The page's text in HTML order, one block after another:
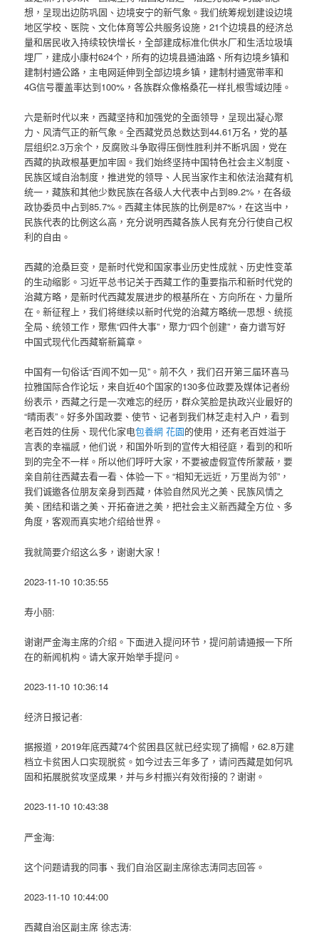
想，呈现出边防巩固、边境安宁的新气象。我们统筹规划建设边境
地区学校、医院、文化体育等公共服务设施，21个边境县的经济总
量和居民收入持续较快增长，全部建成标准化供水厂和生活垃圾填
埋厂，建成小康村624个，所有的边境县通油路、所有边境乡镇和
建制村通公路，主电网延伸到全部边境乡镇，建制村通宽带率和
4G信号覆盖率达到100%，各族群众像格桑花一样扎根雪域边陲。
六是新时代以来，西藏坚持和加强党的全面领导，呈现出凝心聚
力、风清气正的新气象。全西藏党员总数达到44.61万名，党的基
层组织2.3万余个，反腐败斗争取得压倒性胜利并不断巩固，党在
西藏的执政根基更加牢固。我们始终坚持中国特色社会主义制度、
民族区域自治制度，推进党的领导、人民当家作主和依法治藏有机
统一，藏族和其他少数民族在各级人大代表中占到89.2%，在各级
政协委员中占到85.7%。西藏主体民族的比例是87%，在这当中，
民族代表的比例这么高，充分说明西藏各族人民有充分行使自己权
利的自由。
西藏的沧桑巨变，是新时代党和国家事业历史性成就、历史性变革
的生动缩影。习近平总书记关于西藏工作的重要指示和新时代党的
治藏方略，是新时代西藏发展进步的根基所在、方向所在、力量所
在。新征程上，我们将继续以新时代党的治藏方略统一思想、统揽
全局、统领工作，聚焦“四件大事”，聚力“四个创建”，奋力谱写好
中国式现代化西藏崭新篇章。
中国有一句俗话“百闻不如一见”。前不久，我们召开第三届环喜马
拉雅国际合作论坛，来自近40个国家的130多位政要及媒体记者纷
纷表示，西藏之行是一次难忘的经历，群众笑脸是执政兴业最好的
“晴雨表”。好多外国政要、使节、记者到我们林芝走村入户，看到
老百姓的住房、现代化家电包養網 花園的使用，还有老百姓溢于
言表的幸福感，他们说，和国外听到的宣传大相径庭，看到的和听
到的完全不一样。所以他们呼吁大家，不要被虚假宣传所蒙蔽，要
亲自前往西藏去看一看、体验一下。“相知无远近，万里尚为邻”，
我们诚邀各位朋友亲身到西藏，体验自然风光之美、民族风情之
美、团结和谐之美、开拓奋进之美，把社会主义新西藏全方位、多
角度，客观而真实地介绍给世界。
我就简要介绍这么多，谢谢大家！
2023-11-10 10:35:55
寿小丽:
谢谢严金海主席的介绍。下面进入提问环节，提问前请通报一下所
在的新闻机构。请大家开始举手提问。
2023-11-10 10:36:14
经济日报记者:
据报道，2019年底西藏74个贫困县区就已经实现了摘帽，62.8万建
档立卡贫困人口实现脱贫。如今过去三年多了，请问西藏是如何巩
固和拓展脱贫攻坚成果，并与乡村振兴有效衔接的？谢谢。
2023-11-10 10:43:38
严金海:
这个问题请我的同事、我们自治区副主席徐志涛同志回答。
2023-11-10 10:44:00
西藏自治区副主席 徐志涛: